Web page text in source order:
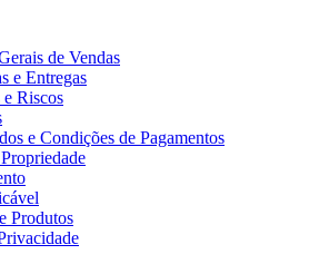
de Vendas
e Entregas
e Riscos
e Condições de Pagamentos
Produtos